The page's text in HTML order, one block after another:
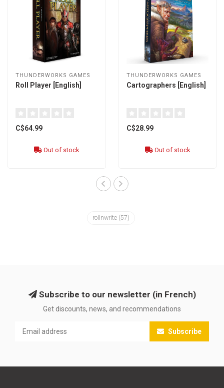
THUNDERWORKS GAMES
Roll Player [English]
C$64.99
Out of stock
THUNDERWORKS GAMES
Cartographers [English]
C$28.99
Out of stock
rollnwrite (57)
Subscribe to our newsletter (in French)
Get discounts, news, and recommendations
Subscribe